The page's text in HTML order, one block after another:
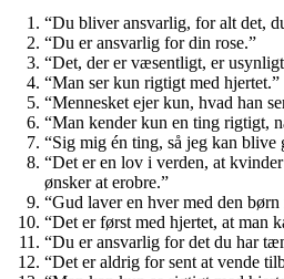
“Du bliver ansvarlig, for alt det,
“Du er ansvarlig for din rose.”
“Det, der er væsentligt, er
“Man ser kun rigtigt med hjertet.”
“Mennesket ejer kun, hvad han
“Man kender kun en ting rigtigt,
“Sig mig én ting, så jeg kan blive
“Det er en lov i verden, at
ønsker at erobre.”
“Gud laver en hver med den børn
“Det er først med hjertet, at man
“Du er ansvarlig for det du har
“Det er aldrig for sent at vende